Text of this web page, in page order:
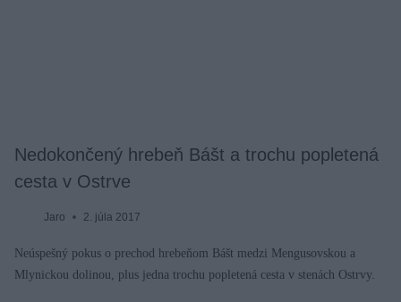
Nedokončený hrebeň Bášt a trochu popletená
cesta v Ostrve
Jaro 2. júla 2017
Neúspešný pokus o prechod hrebeňom Bášt medzi Mengusovskou a
Mlynickou dolinou, plus jedna trochu popletená cesta v stenách Ostrvy.